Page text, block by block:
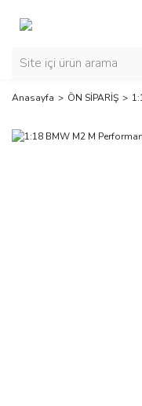
Anasayfa ÖN SİPARİŞ